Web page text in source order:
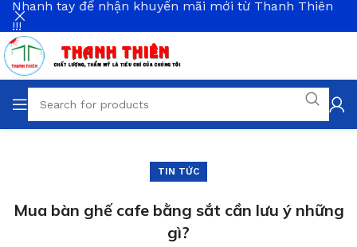
TIN TỨC
Mua bàn ghế cafe bằng sắt cần lưu ý những
gì?
Nhanh tay để nhận khuyến mãi mới từ Thanh Thiên
!!!